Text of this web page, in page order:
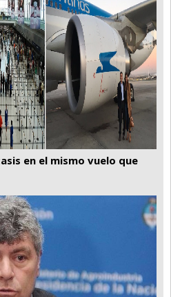
en el mismo vuelo que